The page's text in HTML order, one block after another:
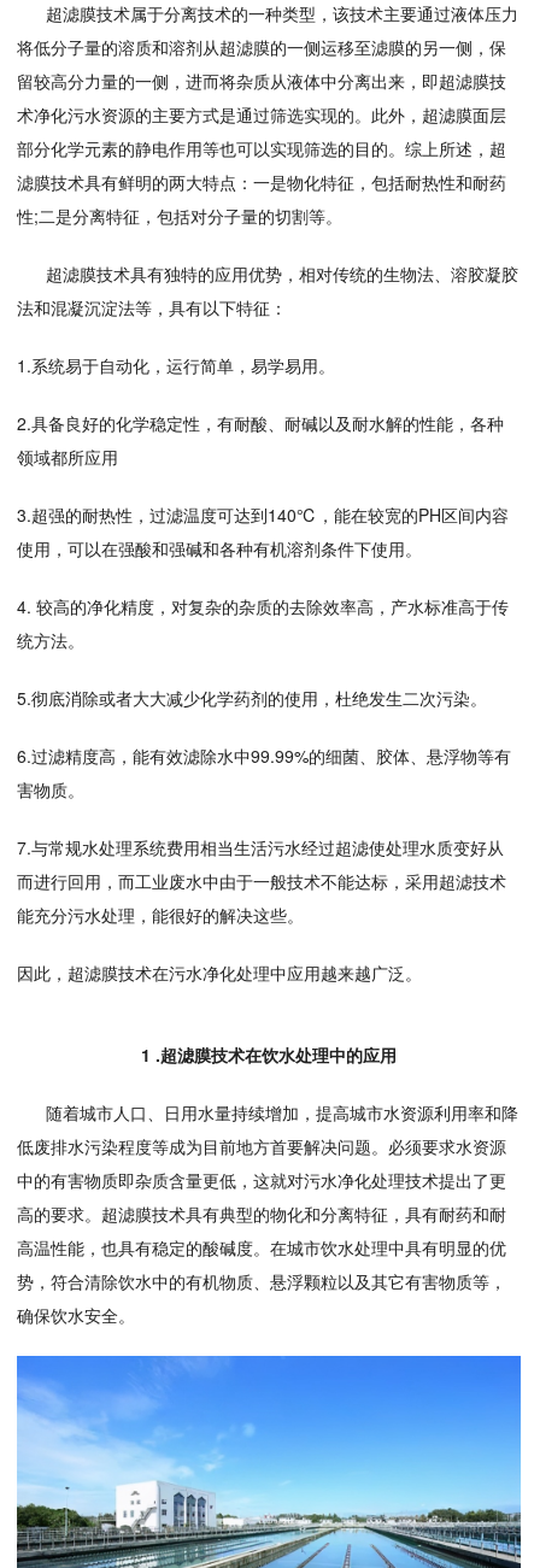
超滤膜技术属于分离技术的一种类型，该技术主要通过液体压力
将低分子量的溶质和溶剂从超滤膜的一侧运移至滤膜的另一侧，保
留较高分力量的一侧，进而将杂质从液体中分离出来，即超滤膜技
术净化污水资源的主要方式是通过筛选实现的。此外，超滤膜面层
部分化学元素的静电作用等也可以实现筛选的目的。综上所述，超
滤膜技术具有鲜明的两大特点：一是物化特征，包括耐热性和耐药
性;二是分离特征，包括对分子量的切割等。
超滤膜技术具有独特的应用优势，相对传统的生物法、溶胶凝胶
法和混凝沉淀法等，具有以下特征：
1.系统易于自动化，运行简单，易学易用。
2.具备良好的化学稳定性，有耐酸、耐碱以及耐水解的性能，各种
领域都所应用
3.超强的耐热性，过滤温度可达到140℃，能在较宽的PH区间内容
使用，可以在强酸和强碱和各种有机溶剂条件下使用。
4. 较高的净化精度，对复杂的杂质的去除效率高，产水标准高于传
统方法。
5.彻底消除或者大大减少化学药剂的使用，杜绝发生二次污染。
6.过滤精度高，能有效滤除水中99.99%的细菌、胶体、悬浮物等有
害物质。
7.与常规水处理系统费用相当生活污水经过超滤使处理水质变好从
而进行回用，而工业废水中由于一般技术不能达标，采用超滤技术
能充分污水处理，能很好的解决这些。
因此，超滤膜技术在污水净化处理中应用越来越广泛。
1 .超滤膜技术在饮水处理中的应用
随着城市人口、日用水量持续增加，提高城市水资源利用率和降
低废排水污染程度等成为目前地方首要解决问题。必须要求水资源
中的有害物质即杂质含量更低，这就对污水净化处理技术提出了更
高的要求。超滤膜技术具有典型的物化和分离特征，具有耐药和耐
高温性能，也具有稳定的酸碱度。在城市饮水处理中具有明显的优
势，符合清除饮水中的有机物质、悬浮颗粒以及其它有害物质等，
确保饮水安全。